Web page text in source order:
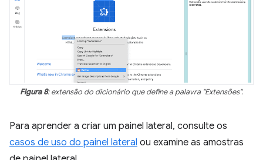
Figura 8: extensão do dicionário que define a palavra "Extensões".
Para aprender a criar um painel lateral, consulte os
casos de uso do painel lateral ou examine as amostras